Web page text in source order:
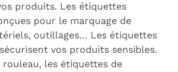
produits. Les étiquettes
pour le marquage de
outillages… Les étiquettes
vos produits sensibles.
rouleau, les étiquettes de